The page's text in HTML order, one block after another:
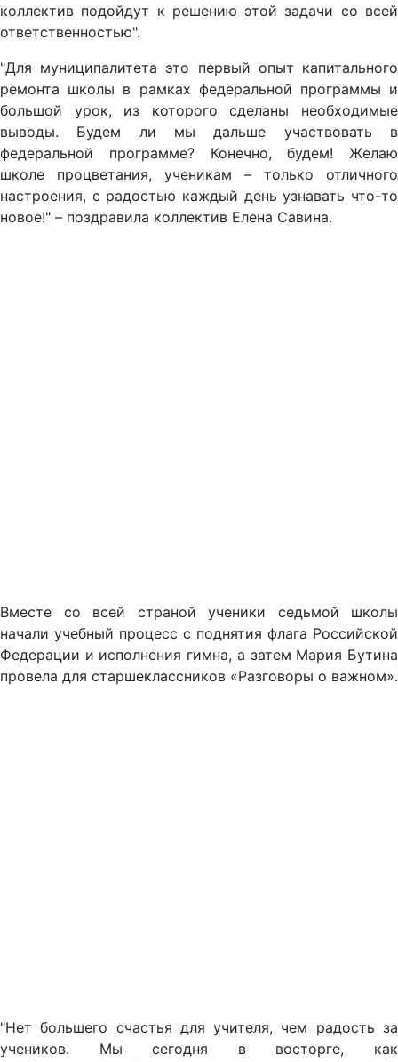
коллектив подойдут к решению этой задачи со всей
ответственностью".
"Для муниципалитета это первый опыт капитального
ремонта школы в рамках федеральной программы и
большой урок, из которого сделаны необходимые
выводы. Будем ли мы дальше участвовать в
федеральной программе? Конечно, будем! Желаю
школе процветания, ученикам – только отличного
настроения, с радостью каждый день узнавать что-то
новое!" – поздравила коллектив Елена Савина.
Вместе со всей страной ученики седьмой школы
начали учебный процесс с поднятия флага Российской
Федерации и исполнения гимна, а затем Мария Бутина
провела для старшеклассников «Разговоры о важном».
"Нет большего счастья для учителя, чем радость за
учеников. Мы сегодня в восторге, как